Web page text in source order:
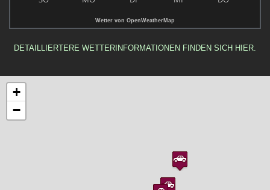
Wetter von OpenWeatherMap
DETAILLIERTERE WETTERINFORMATIONEN FINDEN SICH HIER.
+
−